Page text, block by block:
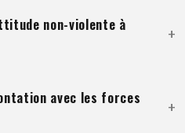
non-violente à
avec les forces